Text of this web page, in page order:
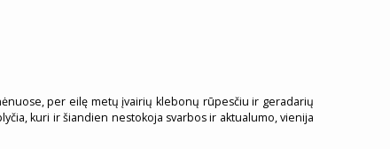
per eilę metų įvairių klebonų rūpesčiu ir geradarių
kuri ir šiandien nestokoja svarbos ir aktualumo, vienija